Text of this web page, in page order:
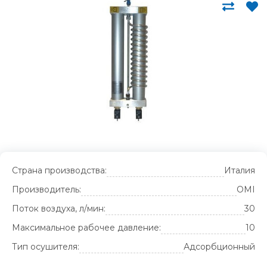
Страна производства:
Италия
Производитель:
OMI
Поток воздуха, л/мин:
30
Максимальное рабочее давление:
10
Тип осушителя:
Адсорбционный